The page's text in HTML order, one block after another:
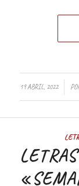
19 ABRIL, 2022